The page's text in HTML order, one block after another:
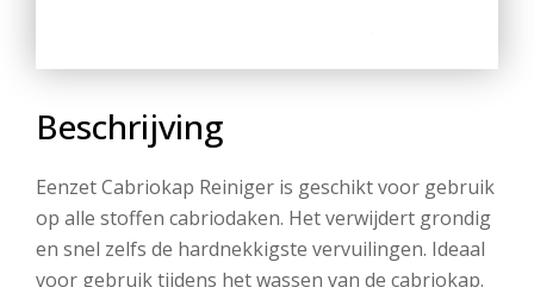
Beschrijving
Eenzet Cabriokap Reiniger is geschikt voor gebruik
op alle stoffen cabriodaken. Het verwijdert grondig
en snel zelfs de hardnekkigste vervuilingen. Ideaal
voor gebruik tijdens het wassen van de cabriokap.